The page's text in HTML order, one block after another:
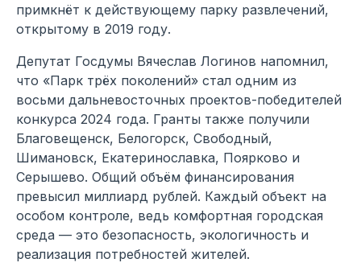
примкнёт к действующему парку развлечений,
открытому в 2019 году.
Депутат Госдумы Вячеслав Логинов напомнил,
что «Парк трёх поколений» стал одним из
восьми дальневосточных проектов-победителей
конкурса 2024 года. Гранты также получили
Благовещенск, Белогорск, Свободный,
Шимановск, Екатеринославка, Поярково и
Серышево. Общий объём финансирования
превысил миллиард рублей. Каждый объект на
особом контроле, ведь комфортная городская
среда — это безопасность, экологичность и
реализация потребностей жителей.